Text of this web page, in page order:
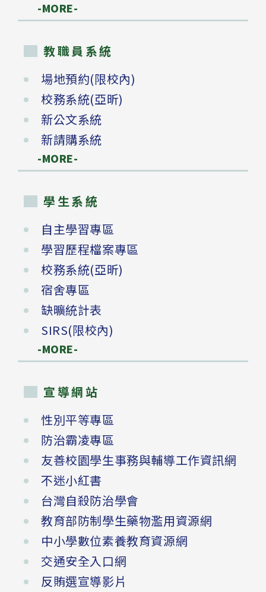
-MORE-
教職員系統
場地預約(限校內)
校務系統(亞昕)
新公文系統
新請購系統
-MORE-
學生系統
自主學習專區
學習歷程檔案專區
校務系統(亞昕)
宿舍專區
缺曠統計表
SIRS(限校內)
-MORE-
宣導網站
性別平等專區
防治霸凌專區
友善校園學生事務與輔導工作資訊網
不迷小紅書
台灣自殺防治學會
教育部防制學生藥物濫用資源網
中小學數位素養教育資源網
交通安全入口網
反賄選宣導影片